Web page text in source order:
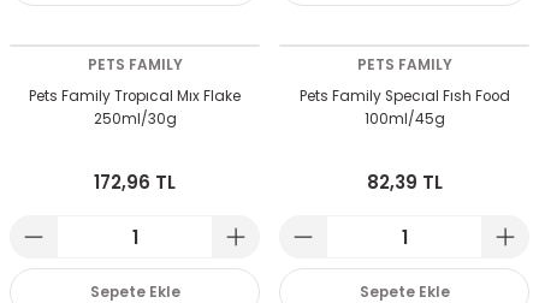
PETS FAMILY
Pets Family Tropıcal Mıx Flake
250ml/30g
172,96 TL
Sepete Ekle
PETS FAMILY
Pets Family Specıal Fısh Food
100ml/45g
82,39 TL
Sepete Ekle